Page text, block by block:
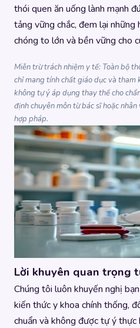
thói quen ăn uống lành mạnh
tảng vững chắc, đem lại những
chóng to lớn và bền vững cho
Miễn trừ trách nhiệm y tế: Toàn bộ
chỉ mang tính chất giáo dục và tham
không tự ý áp dụng thay thế cho
định chuyên môn từ bác sĩ hoặc
hợp pháp.
Lời khuyên quan trọng
Chúng tôi luôn khuyến nghị
kiến thức y khoa chính thống,
chuẩn và không được tự ý thực